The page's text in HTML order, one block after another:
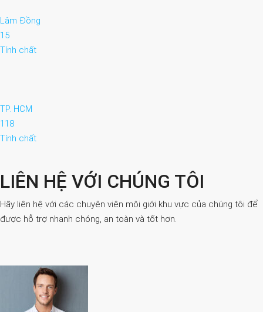
Lâm Đồng
15
Tính chất
TP. HCM
118
Tính chất
LIÊN HỆ VỚI CHÚNG TÔI
Hãy liên hệ với các chuyên viên môi giới khu vực của chúng tôi để
được hỗ trợ nhanh chóng, an toàn và tốt hơn.